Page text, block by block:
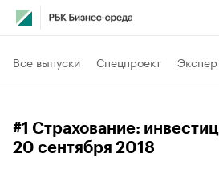
Все выпуски Спецпроект
#1 Страхование:
20 сентября 2018